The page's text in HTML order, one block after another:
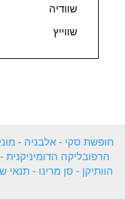
שוודיה
שווייץ
חופשת סקי - אלבניה -
הרפובליקה הדומיניקנית
הוותיקן - סן מרינו - תנאי